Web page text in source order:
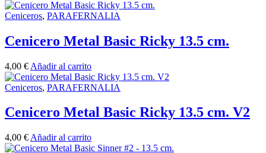
Ceniceros, PARAFERNALIA
Cenicero Metal Basic Ricky 13.5 cm.
4,00 € Añadir al carrito
Ceniceros, PARAFERNALIA
Cenicero Metal Basic Ricky 13.5 cm. V2
4,00 € Añadir al carrito